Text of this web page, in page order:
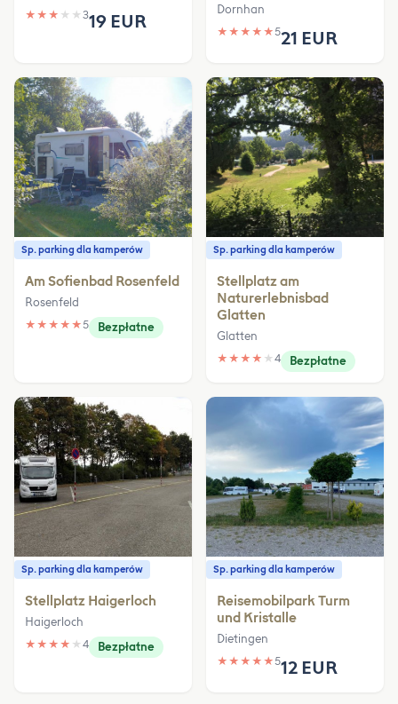
★ ★ ★ ★ ★ 319 EUR
Dornhan
★ ★ ★ ★ ★521 EUR
Sp. parking dla kamperów
Am Sofienbad Rosenfeld
Rosenfeld
★ ★ ★ ★ ★5 Bezpłatne
Sp. parking dla kamperów
Stellplatz am
Naturerlebnisbad
Glatten
Glatten
★ ★ ★ ★ ★ 4 Bezpłatne
Sp. parking dla kamperów
Stellplatz Haigerloch
Haigerloch
★ ★ ★ ★ ★ 4 Bezpłatne
Sp. parking dla kamperów
Reisemobilpark Turm
und Kristalle
Dietingen
★ ★ ★ ★ ★512 EUR